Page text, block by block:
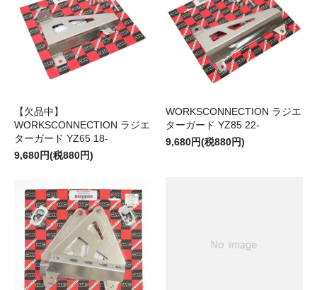
【欠品中】
WORKSCONNECTION ラジエ
ターガード YZ65 18-
9,680円(税880円)
WORKSCONNECTION ラジエ
ターガード YZ85 22-
9,680円(税880円)